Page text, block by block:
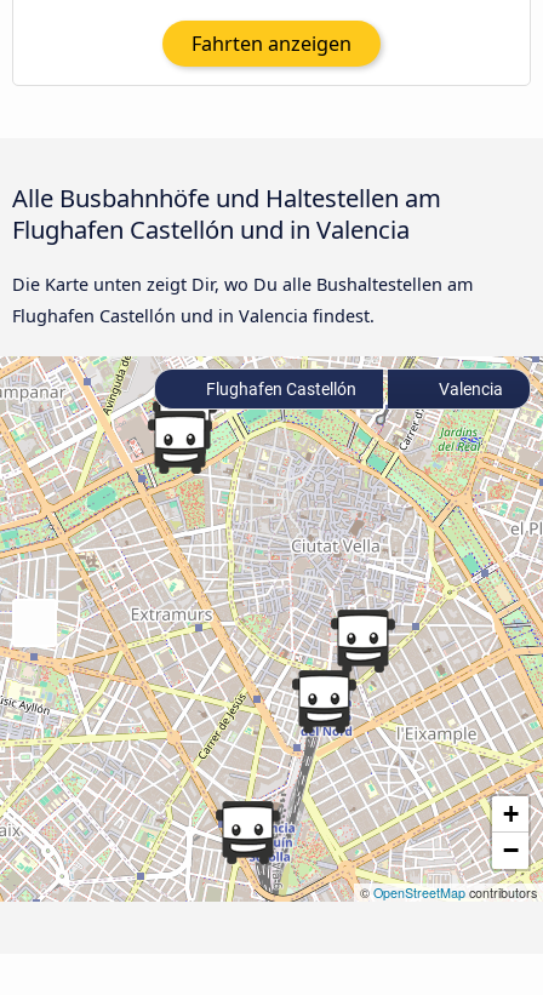
Fahrten anzeigen
Alle Busbahnhöfe und Haltestellen am
Flughafen Castellón und in Valencia
Die Karte unten zeigt Dir, wo Du alle Bushaltestellen am
Flughafen Castellón und in Valencia findest.
+
−
© OpenStreetMap contributors
Flughafen Castellón Valencia